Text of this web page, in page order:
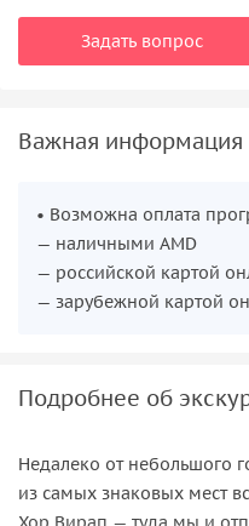
Задать вопрос
Важная информация
• Возможна оплата
— наличными AMD
— российской картой
— зарубежной картой
Подробнее об
Недалеко от небольшого
из самых знаковых мест